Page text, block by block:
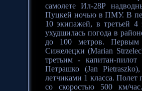
самолете Ил-28Р
Пуцкей ночью в ПМУ. В
10 экипажей, в третьей 4
ухудшилась погода в
до 100 метров. Первым
Сижелецки (Marian
третьим - капитан-
Петрашко (Jan
летчиками 1 класса.
со скоростью 500 км/